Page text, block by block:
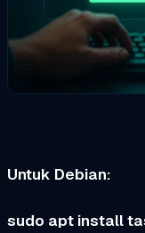
Untuk Debian:
sudo apt install